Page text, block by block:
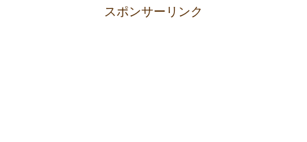
スポンサーリンク